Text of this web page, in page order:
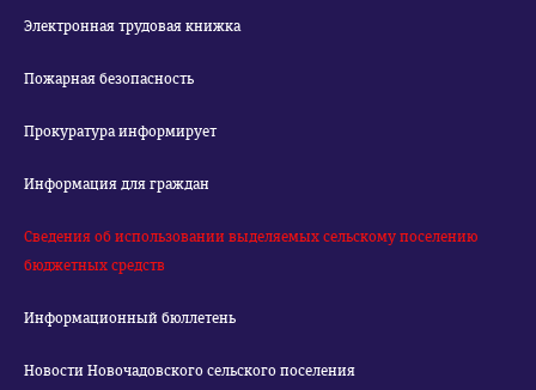
Электронная трудовая книжка
Пожарная безопасность
Прокуратура информирует
Информация для граждан
Сведения об использовании выделяемых сельскому поселению
бюджетных средств
Информационный бюллетень
Новости Новочадовского сельского поселения